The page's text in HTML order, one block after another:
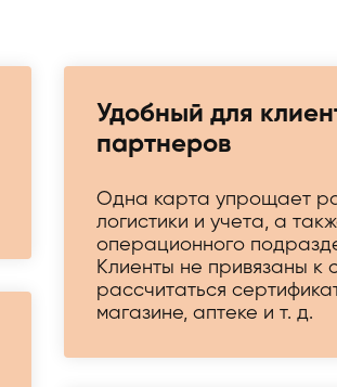
Удобный для
партнеров
Одна карта упрощает
логистики и учета, а
операционного
Клиенты не привязаны к
рассчитаться
магазине, аптеке и т. д.